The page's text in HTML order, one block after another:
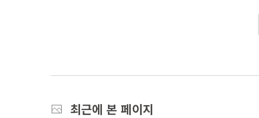
최근에 본 페이지